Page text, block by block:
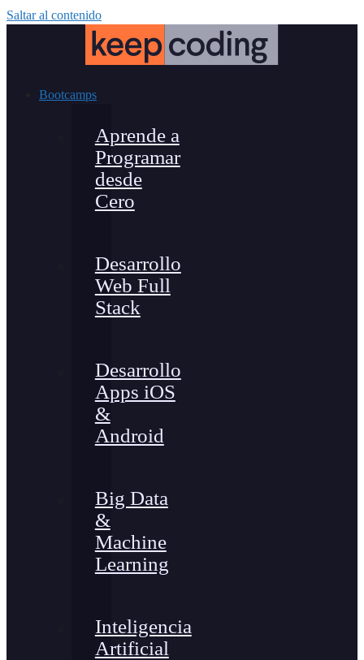
Saltar al contenido
Bootcamps
Aprende a
Programar
desde
Cero
Desarrollo
Web Full
Stack
Desarrollo
Apps iOS
&
Android
Big Data
&
Machine
Learning
Inteligencia
Artificial